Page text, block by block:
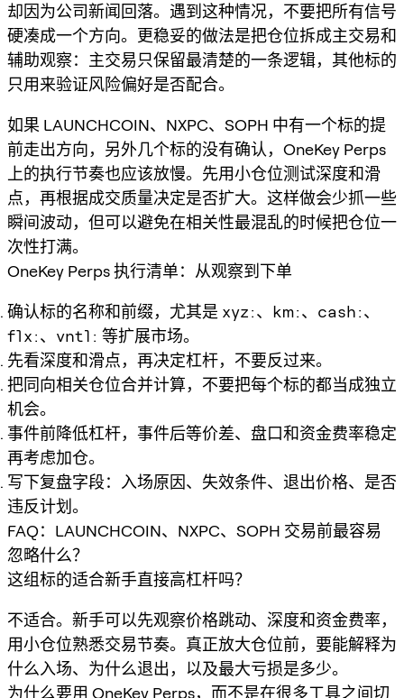
却因为公司新闻回落。遇到这种情况，不要把所有信号
硬凑成一个方向。更稳妥的做法是把仓位拆成主交易和
辅助观察：主交易只保留最清楚的一条逻辑，其他标的
只用来验证风险偏好是否配合。
如果 LAUNCHCOIN、NXPC、SOPH 中有一个标的提
前走出方向，另外几个标的没有确认，OneKey Perps
上的执行节奏也应该放慢。先用小仓位测试深度和滑
点，再根据成交质量决定是否扩大。这样做会少抓一些
瞬间波动，但可以避免在相关性最混乱的时候把仓位一
次性打满。
OneKey Perps 执行清单：从观察到下单
确认标的名称和前缀，尤其是 xyz:、 km:、 cash:、
flx:、 vntl: 等扩展市场。
先看深度和滑点，再决定杠杆，不要反过来。
把同向相关仓位合并计算，不要把每个标的都当成独立
机会。
事件前降低杠杆，事件后等价差、盘口和资金费率稳定
再考虑加仓。
写下复盘字段：入场原因、失效条件、退出价格、是否
违反计划。
FAQ：LAUNCHCOIN、NXPC、SOPH 交易前最容易
忽略什么？
这组标的适合新手直接高杠杆吗？
不适合。新手可以先观察价格跳动、深度和资金费率，
用小仓位熟悉交易节奏。真正放大仓位前，要能解释为
什么入场、为什么退出，以及最大亏损是多少。
为什么要用 OneKey Perps，而不是在很多工具之间切